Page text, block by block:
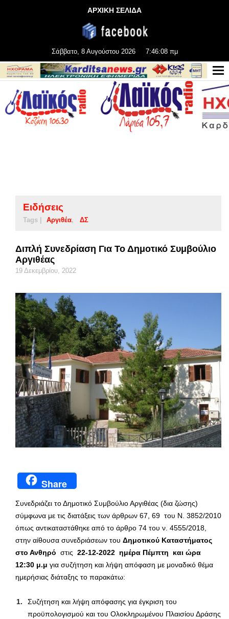
ΑΡΧΙΚΗ ΣΕΛΙΔΑ
Σάββατο, 8 Αυγούστου 2026 7:46:09 πμ
Ειδήσεις
Tags | Αργιθέα ΔΣ
Διπλή Συνεδρίαση Για Το Δημοτικό Συμβούλιο
Αργιθέας
19 Δεκεμβρίου, 2022
Share
Συνεδριάζει το Δημοτικό Συμβούλιο Αργιθέας (δια ζώσης)
σύμφωνα με τις διατάξεις των άρθρων 67, 69 του Ν. 3852/2010
όπως αντικαταστάθηκε από το άρθρο 74 του ν. 4555/2018,
στην αίθουσα συνεδριάσεων του Δημοτικού Καταστήματος
στο Ανθηρό στις 22-12-2022 ημέρα Πέμπτη και ώρα
12:30 μ.μ για συζήτηση και λήψη απόφαση με μοναδικό θέμα
ημερήσιας διάταξης το παρακάτω:
Συζήτηση και λήψη απόφασης για έγκριση του
προϋπολογισμού και του Ολοκληρωμένου Πλαισίου Δράσης